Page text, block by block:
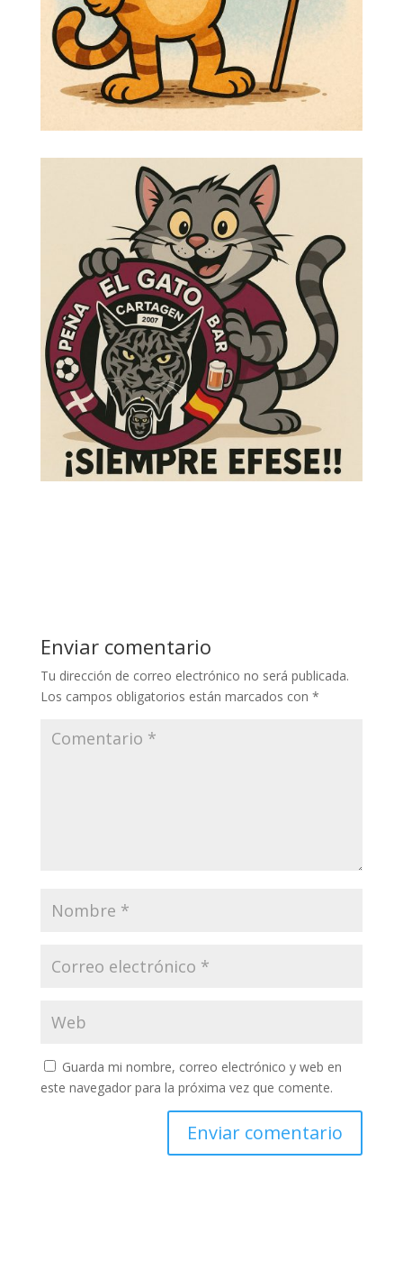
Enviar comentario
Tu dirección de correo electrónico no será publicada.
Los campos obligatorios están marcados con *
Guarda mi nombre, correo electrónico y web en
este navegador para la próxima vez que comente.